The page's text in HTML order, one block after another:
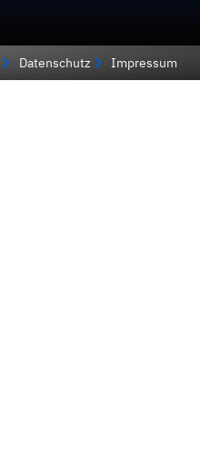
Datenschutz Impressum